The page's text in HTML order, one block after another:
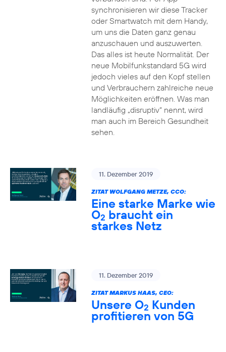
synchronisieren wir diese Tracker
oder Smartwatch mit dem Handy,
um uns die Daten ganz genau
anzuschauen und auszuwerten.
Das alles ist heute Normalität. Der
neue Mobilfunkstandard 5G wird
jedoch vieles auf den Kopf stellen
und Verbrauchern zahlreiche neue
Möglichkeiten eröffnen. Was man
landläufig „disruptiv“ nennt, wird
man auch im Bereich Gesundheit
sehen.
11. Dezember 2019
ZITAT WOLFGANG METZE, CCO:
Eine starke Marke wie
O2 braucht ein
starkes Netz
11. Dezember 2019
ZITAT MARKUS HAAS, CEO:
Unsere O2 Kunden
profitieren von 5G